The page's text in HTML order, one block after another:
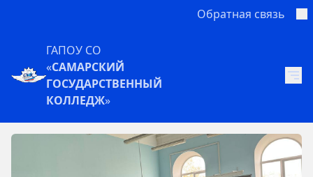
Обратная связь
ГАПОУ СО
«САМАРСКИЙ
ГОСУДАРСТВЕННЫЙ
КОЛЛЕДЖ»